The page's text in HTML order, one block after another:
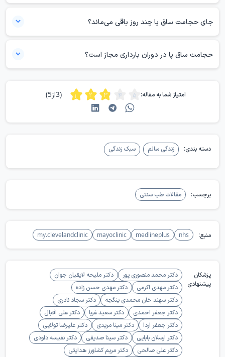
اثبات شده باشد. برخی مطالعات حجامت را برای کاهش کوتاه‌مدت دردهای
عضلانی‌اسکلتی بررسی کرده‌اند؛ اما نتایج آن‌ها درمان سیاتیک، واریس، فشار
جای حجامت ساق پا چند روز باقی می‌ماند؟
شدت مکش، ویژگی پوست و مصرف داروهای رقیق‌کننده خون وابسته است.
خراش‌های حجامت تر نیز باید به‌تدریج بسته شوند. افزایش درد، قرمزی،
حجامت ساق پا در دوران بارداری مجاز است؟
آن بدون تأیید پزشک توصیه نمی‌شود. بارداری می‌تواند احتمال کم‌خونی،
سرگیجه و واریس را افزایش دهد. ورم یا درد یک‌طرفه ساق در بارداری نیز باید
فوری بررسی شود؛ زیرا ممکن است نشانه لخته خون باشد.
امتیاز شما به مقاله: (3از5)
دسته بندی: زندگی سالم سبک زندگی
برچسب: مقالات طب سنتی
منبع: nhs
medlineplus
mayoclinic
my.clevelandclinic
پزشکان
پیشنهادی
دکتر محمد منصوری پور
دکتر ملیحه لایقیان جوان
دکتر مهدی اکرمی
دکتر مهدی حسن زاده
دکتر سهند خان محمدی ینگجه
دکتر سجاد نادری
دکتر جعفر احمدی
دکتر سعید غربا
دکتر علی اقبال
دکتر جعفر اردا
دکتر مینا مریدی
دکتر علیرضا تولایی
دکتر ارسلان بابایی
دکتر سینا صدیقی
دکتر نفیسه داودی
دکتر علی صالحی
دکتر مریم کشاورز هدایتی